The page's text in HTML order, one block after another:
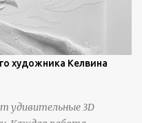
художника Келвина
удивительные 3D